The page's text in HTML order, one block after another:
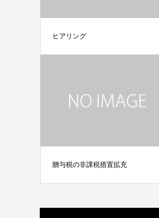
ヒアリング
贈与税の非課税措置拡充